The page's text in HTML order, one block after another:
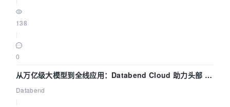
138
0
从万亿级大模型到全线应用：Databend Cloud 助力头部 AI
企业构建全链路 Trace 数据管道
Databend